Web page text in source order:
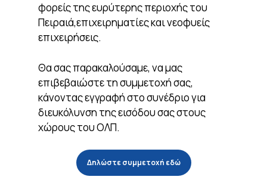
φορείς της ευρύτερης περιοχής του
Πειραιά,επιχειρηματίες και νεοφυείς
επιχειρήσεις.
Θα σας παρακαλούσαμε, να μας
επιβεβαιώστε τη συμμετοχή σας,
κάνοντας εγγραφή στο συνέδριο για
διευκόλυνση της εισόδου σας στους
χώρους του ΟΛΠ.
Δηλώστε συμμετοχή εδώ